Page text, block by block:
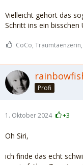
Vielleicht gehört das
Schritt ins ein bisschen
CoCo,
Profi
1. Oktober 2024 +3
Oh Siri,
ich finde das echt